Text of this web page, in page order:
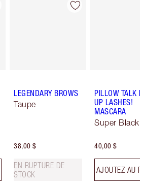
LEGENDARY BROWS
Taupe
38,00 $
EN RUPTURE DE
STOCK
PILLOW TALK
UP LASHES!
MASCARA
Super Black
40,00 $
AJOUTEZ AU